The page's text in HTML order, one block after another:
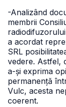
-Analizând
membrii
a acordat
SRL
vedere. Astfel,
a-și exprima
permanență
Vulc, acesta
coerent.